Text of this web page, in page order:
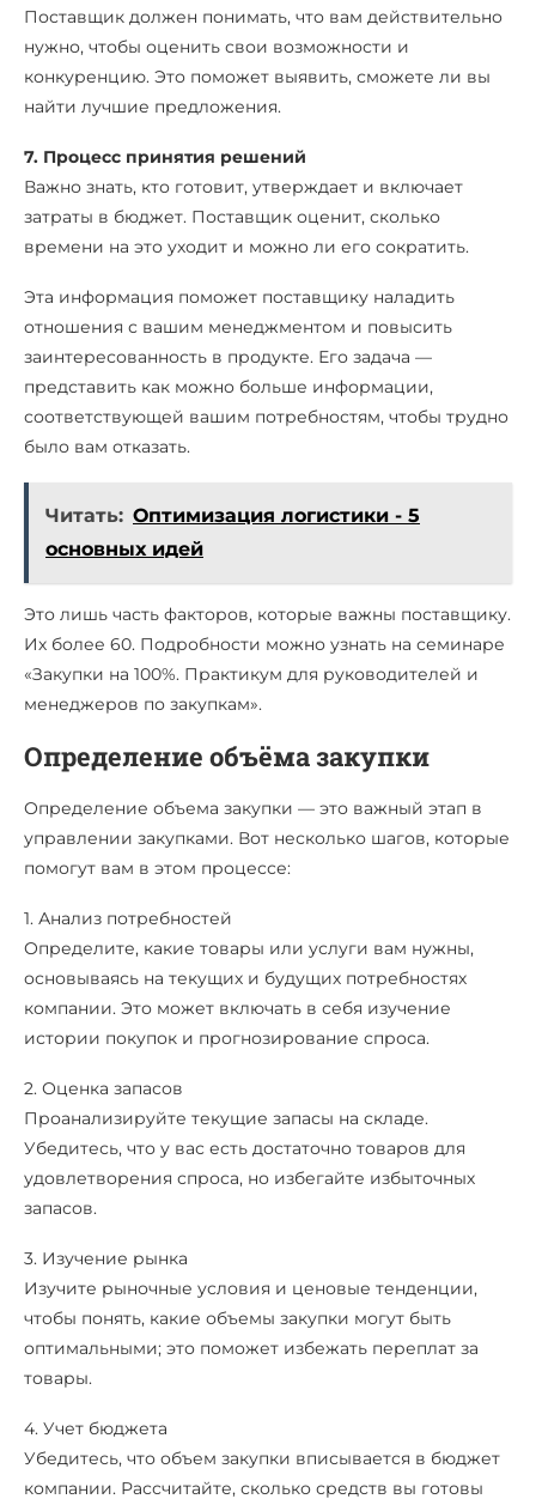
Поставщик должен понимать, что вам действительно
нужно, чтобы оценить свои возможности и
конкуренцию. Это поможет выявить, сможете ли вы
найти лучшие предложения.
7. Процесс принятия решений
Важно знать, кто готовит, утверждает и включает
затраты в бюджет. Поставщик оценит, сколько
времени на это уходит и можно ли его сократить.
Эта информация поможет поставщику наладить
отношения с вашим менеджментом и повысить
заинтересованность в продукте. Его задача —
представить как можно больше информации,
соответствующей вашим потребностям, чтобы трудно
было вам отказать.
Читать: Оптимизация логистики - 5
основных идей
Это лишь часть факторов, которые важны поставщику.
Их более 60. Подробности можно узнать на семинаре
«Закупки на 100%. Практикум для руководителей и
менеджеров по закупкам».
Определение объёма закупки
Определение объема закупки — это важный этап в
управлении закупками. Вот несколько шагов, которые
помогут вам в этом процессе:
1. Анализ потребностей
Определите, какие товары или услуги вам нужны,
основываясь на текущих и будущих потребностях
компании. Это может включать в себя изучение
истории покупок и прогнозирование спроса.
2. Оценка запасов
Проанализируйте текущие запасы на складе.
Убедитесь, что у вас есть достаточно товаров для
удовлетворения спроса, но избегайте избыточных
запасов.
3. Изучение рынка
Изучите рыночные условия и ценовые тенденции,
чтобы понять, какие объемы закупки могут быть
оптимальными; это поможет избежать переплат за
товары.
4. Учет бюджета
Убедитесь, что объем закупки вписывается в бюджет
компании. Рассчитайте, сколько средств вы готовы